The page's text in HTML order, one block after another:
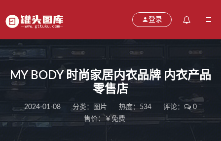
登录
MY BODY 时尚家居内衣品牌 内衣产品
零售店
2024-01-08 分类： 图片 热度：534 评论：
0
售价：￥免费